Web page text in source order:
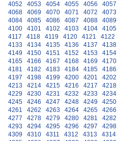
4052
4053 4054 4055 4056 4057
4068
4069 4070 4071 4072 4073
4084
4085 4086 4087 4088 4089
4100
4101 4102 4103 4104 4105
4117
4118 4119 4120 4121 4122
4133
4134 4135 4136 4137 4138
4149
4150 4151 4152 4153 4154
4165
4166 4167 4168 4169 4170
4181
4182 4183 4184 4185 4186
4197
4198 4199 4200 4201 4202
4213
4214 4215 4216 4217 4218
4229
4230 4231 4232 4233 4234
4245
4246 4247 4248 4249 4250
4261
4262 4263 4264 4265 4266
4277
4278 4279 4280 4281 4282
4293
4294 4295 4296 4297 4298
4309
4310 4311 4312 4313 4314